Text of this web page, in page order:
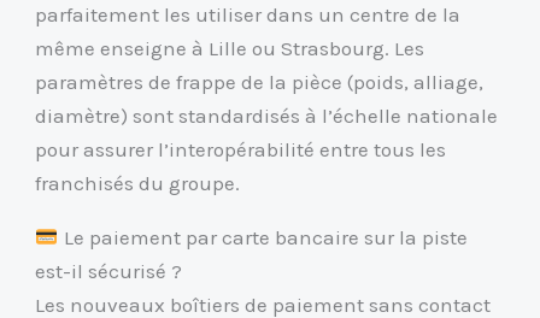
parfaitement les utiliser dans un centre de la
même enseigne à Lille ou Strasbourg. Les
paramètres de frappe de la pièce (poids, alliage,
diamètre) sont standardisés à l’échelle nationale
pour assurer l’interopérabilité entre tous les
franchisés du groupe.
Le paiement par carte bancaire sur la piste
est-il sécurisé ?
Les nouveaux boîtiers de paiement sans contact